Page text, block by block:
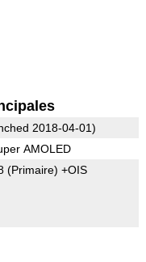
2018-04-01)
AMOLED
(Primaire) +OIS